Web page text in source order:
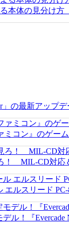
本体の見分け方
」の最新アッ
ミコン』のゲ
！ MIL-CD対
エルスリード
ル！『